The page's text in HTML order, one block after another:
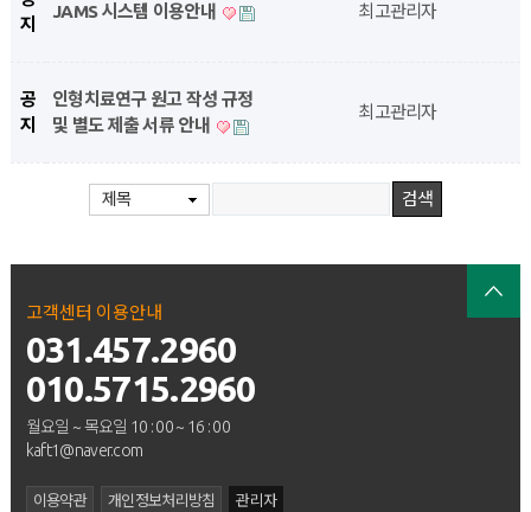
지
JAMS 시스템 이용안내 최고관리자
공
지
인형치료연구 원고 작성 규정
및 별도 제출 서류 안내
최고관리자
제목
고객센터 이용안내
031.457.2960
010.5715.2960
월요일 ~ 목요일 10 : 00 ~ 16 : 00
kaft1@naver.com
이용약관 개인정보처리방침 관리자